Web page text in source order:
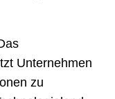
Unternehmen
zu